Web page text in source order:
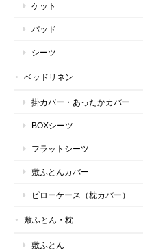
ケット
パッド
シーツ
ベッドリネン
掛カバー・あったかカバー
BOXシーツ
フラットシーツ
敷ふとんカバー
ピローケース（枕カバー）
敷ふとん・枕
敷ふとん